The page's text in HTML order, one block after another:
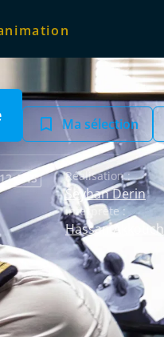
Ma sélection
ANS Réalisation :
Seyhan Derin
Interprète :
Hassan Akkouch